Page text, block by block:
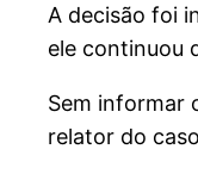
A decisão foi
ele continuou
Sem informar
relator do